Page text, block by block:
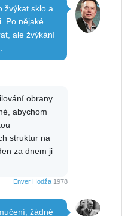
žvýkat sklo a
Po nějaké
ale žvýkání
obrany
abychom
struktur na
za dnem ji
Enver Hodža 1978
žádné